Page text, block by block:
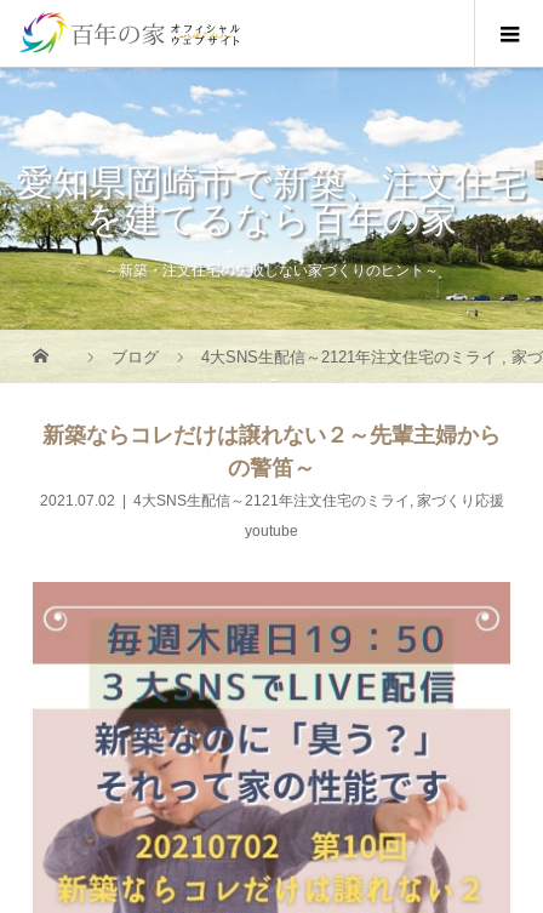
愛知県岡崎市で新築、注文住宅
を建てるなら百年の家
～新築・注文住宅の失敗しない家づくりのヒント～
ブログ 4大SNS生配信～2121年注文住宅のミライ ,家
新築ならコレだけは譲れない２～先輩主婦から
の警笛～
2021.07.02 4大SNS生配信～2121年注文住宅のミライ , 家づくり応援
youtube